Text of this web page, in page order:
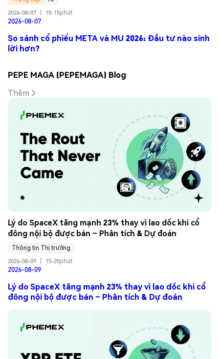
2026-08-07
10-15phút
2026-08-07
So sánh cổ phiếu META và MU 2026: Đầu tư nào sinh
lời hơn?
PEPE MAGA (PEPEMAGA) Blog
Thêm
Lý do SpaceX tăng mạnh 23% thay vì lao dốc khi cổ
đông nội bộ được bán – Phân tích & Dự đoán
Thông tin Thị trường
2026-08-09
15-20phút
2026-08-09
Lý do SpaceX tăng mạnh 23% thay vì lao dốc khi cổ
đông nội bộ được bán – Phân tích & Dự đoán